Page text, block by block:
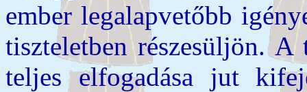
ember legalapvetőbb
tiszteletben részesüljön. A
teljes elfogadása jut